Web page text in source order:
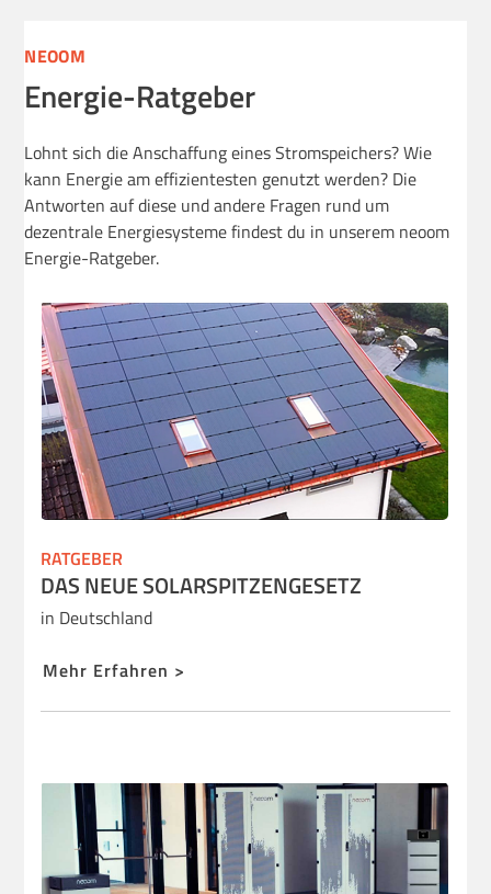
NEOOM
Energie-Ratgeber
Lohnt sich die Anschaffung eines Stromspeichers? Wie
kann Energie am effizientesten genutzt werden? Die
Antworten auf diese und andere Fragen rund um
dezentrale Energiesysteme findest du in unserem neoom
Energie-Ratgeber.
RATGEBER
DAS NEUE SOLARSPITZENGESETZ
in Deutschland
Mehr Erfahren >